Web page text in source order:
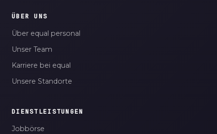
ÜBER UNS
Über equal personal
Unser Team
Karriere bei equal
Unsere Standorte
DIENSTLEISTUNGEN
Jobbörse